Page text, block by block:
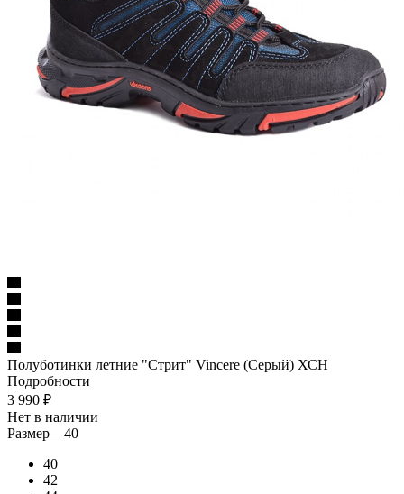
Полуботинки летние "Стрит" Vincere (Серый) ХСН
Подробности
3 990 ₽
Нет в наличии
Размер—40
40
42